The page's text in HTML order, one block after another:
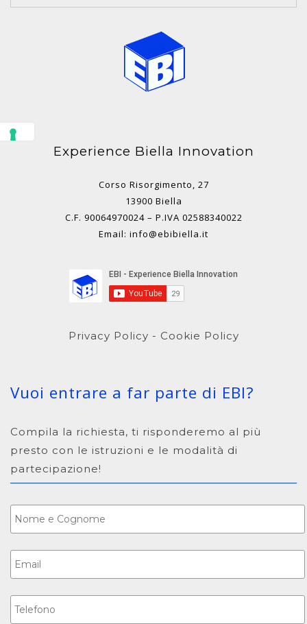
Experience Biella Innovation
Corso Risorgimento, 27
13900 Biella
C.F. 90064970024 – P.IVA 02588340022
Email: info@ebibiella.it
Privacy Policy - Cookie Policy
Vuoi entrare a far parte di EBI?
Compila la richiesta, ti risponderemo al più
presto con le istruzioni e le modalità di
partecipazione!